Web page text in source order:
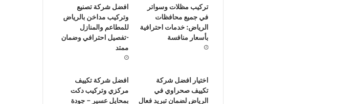
تركيب مظلات وسواتر
في جميع محافظات
الرياض: خدمات احترافية
بأسعار منافسة
افضل شركة تصنيع
وتركيب مداخن بالرياض
للمطاعم والمنازل
-تفصيل احترافي وضمان
ممتد
اختيار افضل شركة
تكييف صحراوي في
الرياض لضمان تبريد فعال
افضل شركة تكييف
مركزي وتركيب دكت
بمحايل عسير – جودة